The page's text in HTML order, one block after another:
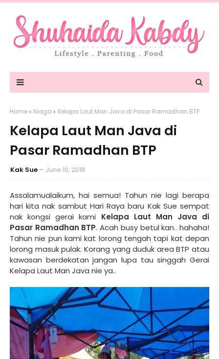
Home Niaga Kelapa Laut Man Java di Pasar Ramadhan BTP
Kelapa Laut Man Java di
Pasar Ramadhan BTP
Kak Sue June 10, 2018
Assalamualaikum, hai semua! Tahun nie lagi berapa
hari kita nak sambut Hari Raya baru Kak Sue sempat
nak kongsi gerai kami Kelapa Laut Man Java di
Pasar Ramadhan BTP. Acah busy betul kan.. hahaha!
Tahun nie pun kami kat lorong tengah tapi kat depan
lorong masuk pulak. Korang yang duduk area BTP atau
kawasan berdekatan jangan lupa tau singgah Gerai
Kelapa Laut Man Java nie ya..